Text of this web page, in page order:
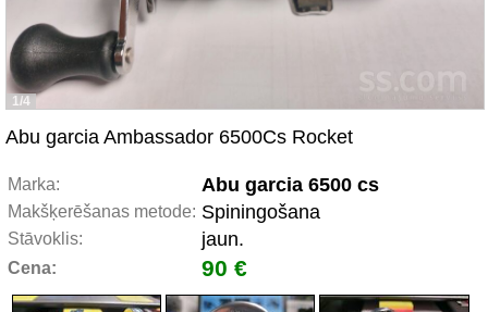
1/4
Abu garcia Ambassador 6500Cs Rocket
Marka: Abu garcia 6500 cs
Makšķerēšanas metode: Spiningošana
Stāvoklis: jaun.
Cena: 90 €